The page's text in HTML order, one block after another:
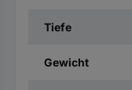
Tiefe
Gewicht